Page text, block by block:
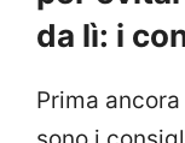
da lì: i
Prima